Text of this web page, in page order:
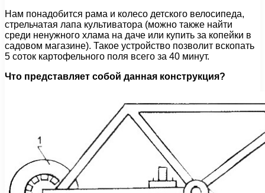
Нам понадобится рама и колесо детского велосипеда,
стрельчатая лапа культиватора (можно также найти
среди ненужного хлама на даче или купить за копейки в
садовом магазине). Такое устройство позволит вскопать
5 соток картофельного поля всего за 40 минут.
Что представляет собой данная конструкция?